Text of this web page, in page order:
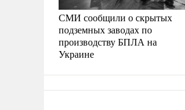
СМИ сообщили о скрытых
подземных заводах по
производству БПЛА на
Украине